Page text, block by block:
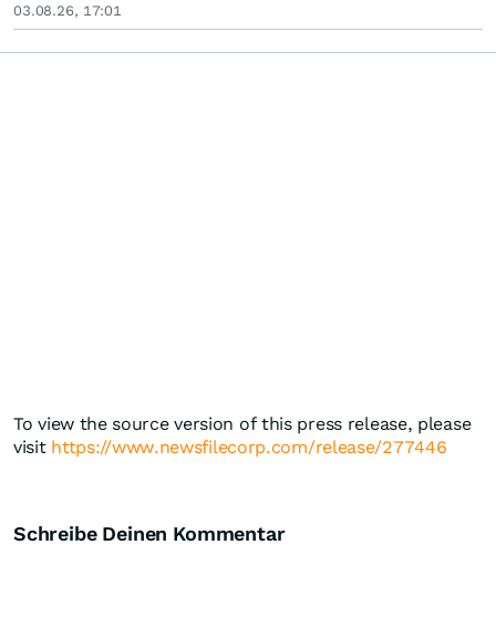
03.08.26, 17:01
To view the source version of this press release, please
visit https://www.newsfilecorp.com/release/277446
Schreibe Deinen Kommentar